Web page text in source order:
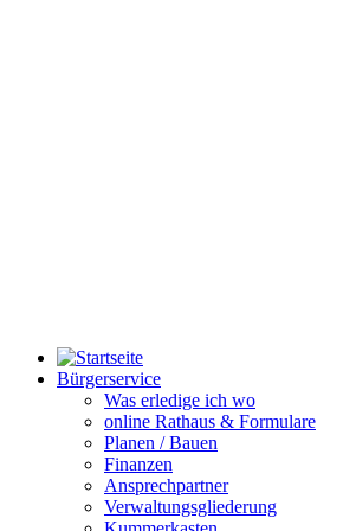
Bürgerservice
Was erledige ich wo
online Rathaus & Formulare
Planen / Bauen
Finanzen
Ansprechpartner
Verwaltungsgliederung